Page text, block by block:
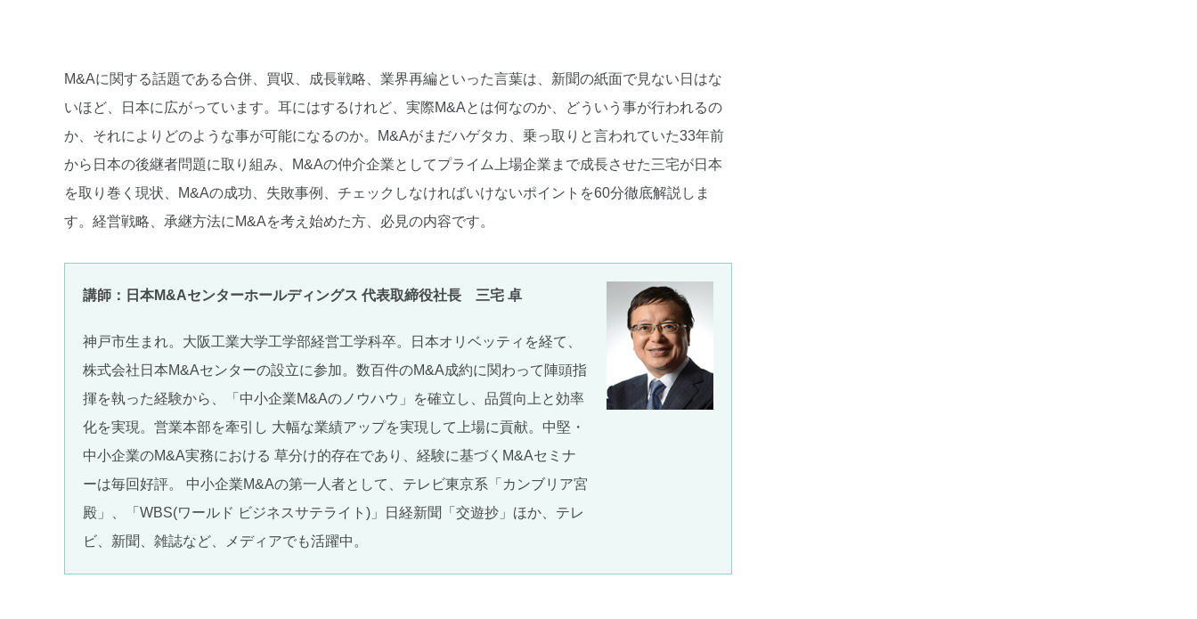
M&Aに関する話題である合併、買収、成長戦略、業界再編といった言葉は、新聞の紙面で見ない日はな
いほど、日本に広がっています。耳にはするけれど、実際M&Aとは何なのか、どういう事が行われるの
か、それによりどのような事が可能になるのか。M&Aがまだハゲタカ、乗っ取りと言われていた33年前
から日本の後継者問題に取り組み、M&Aの仲介企業としてプライム上場企業まで成長させた三宅が日本
を取り巻く現状、M&Aの成功、失敗事例、チェックしなければいけないポイントを60分徹底解説しま
す。経営戦略、承継方法にM&Aを考え始めた方、必見の内容です。
講師：日本M&Aセンターホールディングス 代表取締役社長 三宅 卓
神戸市生まれ。大阪工業大学工学部経営工学科卒。日本オリベッティを経て、
株式会社日本M&Aセンターの設立に参加。数百件のM&A成約に関わって陣頭指
揮を執った経験から、「中小企業M&Aのノウハウ」を確立し、品質向上と効率
化を実現。営業本部を牽引し 大幅な業績アップを実現して上場に貢献。中堅・
中小企業のM&A実務における 草分け的存在であり、経験に基づくM&Aセミナ
ーは毎回好評。 中小企業M&Aの第一人者として、テレビ東京系「カンブリア宮
殿」、「WBS(ワールド ビジネスサテライト)」日経新聞「交遊抄」ほか、テレ
ビ、新聞、雑誌など、メディアでも活躍中。